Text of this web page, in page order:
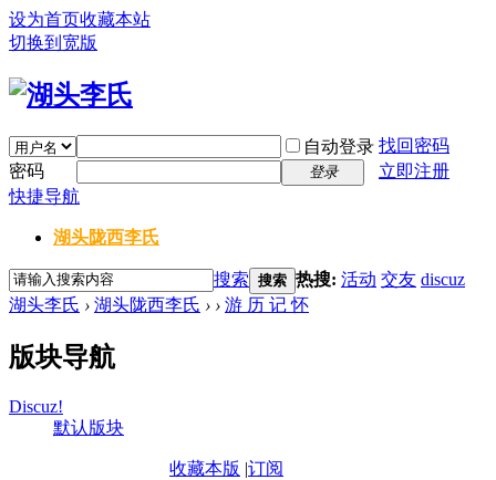
设为首页收藏本站
切换到宽版
自动登录 找回密码
密码
登录
立即注册
快捷导航
湖头陇西李氏
搜索 搜索 热搜: 活动 交友 discuz
湖头李氏 › 湖头陇西李氏 › › 游 历 记 怀
版块导航
Discuz!
默认版块
收藏本版 |订阅